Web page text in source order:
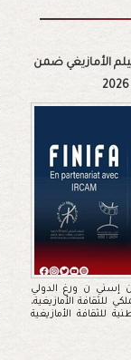
الأمازيغي ضمن
إسني ن ورغ الدولي
للثقافة الأمازيغية،
للثقافة الأمازيغية